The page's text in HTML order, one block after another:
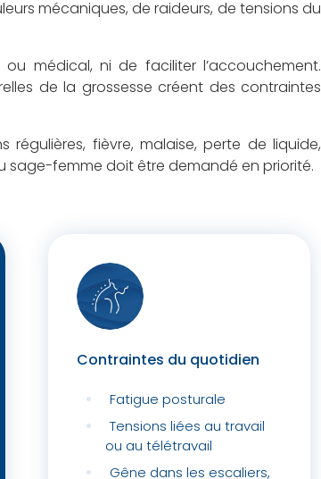
mécaniques, de raideurs, de tensions du
médical, ni de faciliter l’accouchement.
de la grossesse créent des contraintes
fièvre, malaise, perte de liquide,
sage-femme doit être demandé en priorité.
Contraintes du quotidien
Fatigue posturale
Tensions liées au travail
ou au télétravail
Gêne dans les escaliers,